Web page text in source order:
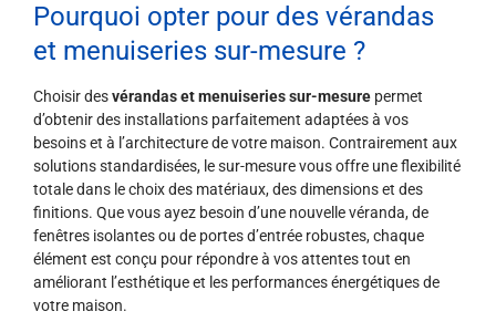
Pourquoi opter pour des vérandas
et menuiseries sur-mesure ?
Choisir desvérandas et menuiseries sur-mesure permet
d’obtenir des installations parfaitement adaptées à vos
besoins et à l’architecture de votre maison. Contrairement aux
solutions standardisées, le sur-mesure vous offre une flexibilité
totale dans le choix des matériaux, des dimensions et des
finitions. Que vous ayez besoin d’une nouvelle véranda, de
fenêtres isolantes ou de portes d’entrée robustes, chaque
élément est conçu pour répondre à vos attentes tout en
améliorant l’esthétique et les performances énergétiques de
votre maison.